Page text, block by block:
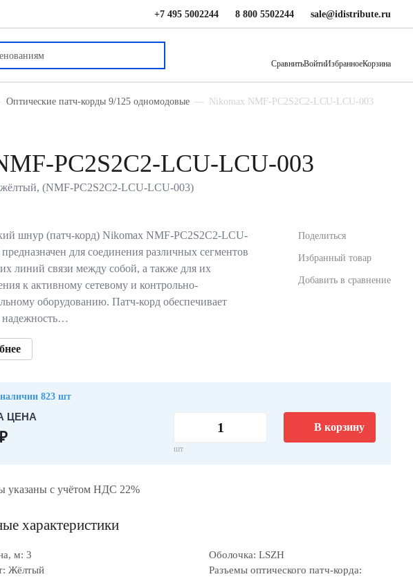
+7 495 5002244 8 800 5502244 sale@idistribute.ru
СравнитьВойтиИзбранноеКорзина
Оптические патч-корды 9/125 одномодовые
Nikomax NMF-PC2S2C2-LCU-LCU-003
PC2S2C2-LCU-LCU-003
(NMF-PC2S2C2-LCU-LCU-003)
шнур (патч-корд) Nikomax NMF-PC2S2C2-LCU-
для соединения различных сегментов
линий связи между собой, а также для их
к активному сетевому и контрольно-
оборудованию. Патч-корд обеспечивает
Поделиться
Избранный товар
Добавить в сравнение
823 шт
ЦЕНА
шт
В корзину
указаны с учётом НДС 22%
характеристики
м: 3
Оболочка: LSZH
Жёлтый
Разъемы оптического патч-корда: